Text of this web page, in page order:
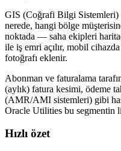
GIS (Coğrafi Bilgi Sistemleri)
nerede, hangi bölge
noktada — saha ekipleri
ile iş emri açılır, mobil
fotoğrafı eklenir.
Abonman ve faturalama
(aylık) fatura kesimi, ödeme
(AMR/AMI sistemleri) gibi
Oracle Utilities bu segmentin
Hızlı özet